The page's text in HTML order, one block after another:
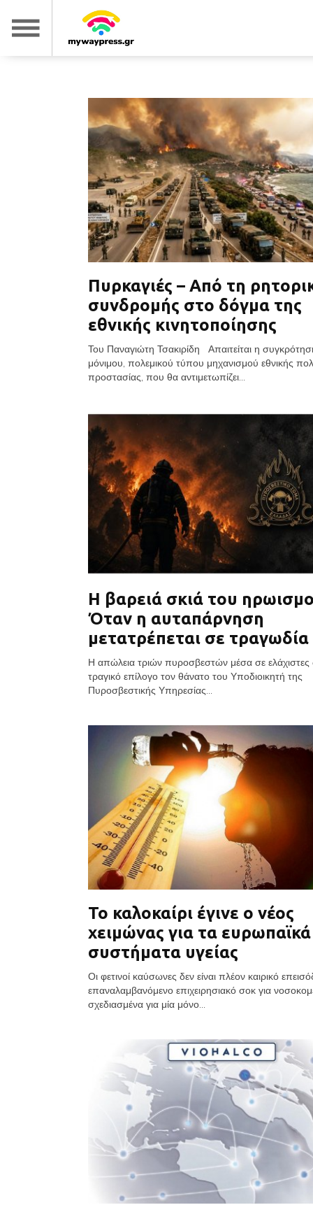
Πυρκαγιές – Από τη
συνδρομής στο δόγμα της
εθνικής κινητοποίησης
Του Παναγιώτη Τσακιρίδη Απαιτείται η
μόνιμου, πολεμικού τύπου μηχανισμού εθνικής
προστασίας, που θα αντιμετωπίζει...
Η βαρειά σκιά του
Όταν η αυταπάρνηση
μετατρέπεται σε τραγωδία
Η απώλεια τριών πυροσβεστών μέσα σε
τραγικό επίλογο τον θάνατο του Υποδιοικητή της
Πυροσβεστικής Υπηρεσίας...
Το καλοκαίρι έγινε ο νέος
χειμώνας για τα ευρωπαϊκά
συστήματα υγείας
Οι φετινοί καύσωνες δεν είναι πλέον καιρικό
επαναλαμβανόμενο επιχειρησιακό σοκ για
σχεδιασμένα για μία μόνο...